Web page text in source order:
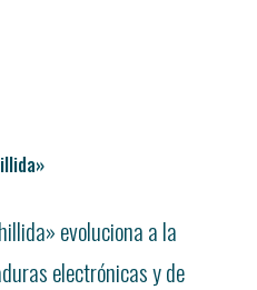
evoluciona a la
electrónicas y de